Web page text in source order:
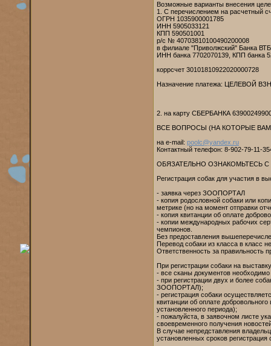
Возможные варианты внесения
1. С перечислением на
ОГРН 1035900001785
ИНН 5905033121
КПП 590501001
р/с № 40703810100490200008
в филиале "Приволжский" Банка
ИНН банка 7702070139, КПП банка
коррсчет 30101810922020000728
Назначение платежа: ЦЕЛЕВОЙ
2. на карту СБЕРБАНКА
ВСЕ ВОПРОСЫ (НА КОТОРЫЕ
на е-mail: poolc@yandex.ru
Контактный телефон: 8-902-79-11-
ОБЯЗАТЕЛЬНО ОЗНАКОМЬТЕСЬ С
Регистрация собак для участия в
- заявка через ЗООПОРТАЛ
- копия родословной собаки или
метрике (но на момент отправки
- копия квитанции об оплате
- копии международных рабочих
чемпионов.
Без предоставления
Перевод собаки из класса в класс
Ответственность за правильность
При регистрации собаки на
- все сканы документов
- при регистрации двух и более
ЗООПОРТАЛ);
- регистрация собаки
квитанции об оплате
установленного периода);
- пожалуйста, в заявочном листе
своевременного получения
В случае непредставления
установленных сроков